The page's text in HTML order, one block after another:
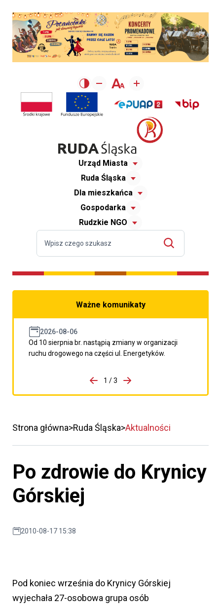
Urząd Miasta
Ruda Śląska
Dla mieszkańca
Gospodarka
Rudzkie NGO
Ważne komunikaty
2026-08-06
Od 10 sierpnia br. nastąpią zmiany w organizacji
ruchu drogowego na części ul. Energetyków.
porzpedniego komunikatu
1 / 3
Przejdź do następnego
Strona główna Ruda Śląska Aktualności
Po zdrowie do Krynicy
Górskiej
2010-08-17 15:38
Pod koniec września do Krynicy Górskiej
wyjechała 27-osobowa grupa osób